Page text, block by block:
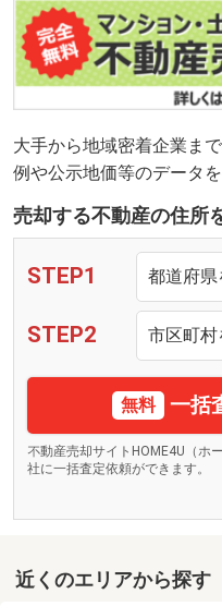
大手から地域密着企業ま
例や公示地価等のデータ
売却する不動産の住所
STEP1
STEP2
無料 一括
不動産売却サイトHOME4U（ホ
社に一括査定依頼ができます。
近くのエリアから探す